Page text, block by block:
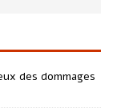
des dommages